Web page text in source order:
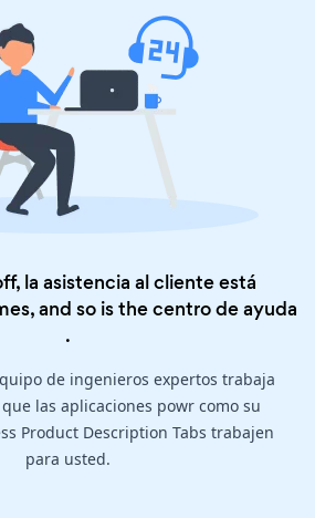
la asistencia al cliente está
and so is thecentro de ayuda
.
de ingenieros expertos trabaja
las aplicaciones powr como su
Product Description Tabs trabajen
para usted.